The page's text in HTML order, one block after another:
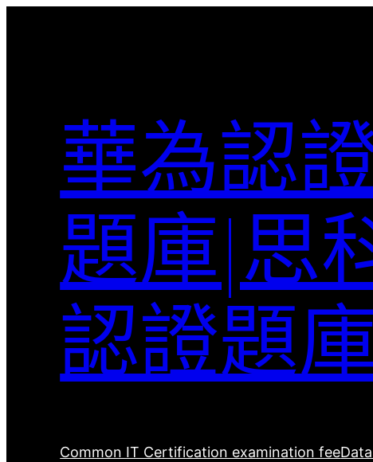
華為認
題庫|思
認證題
Common IT Certification examination fee